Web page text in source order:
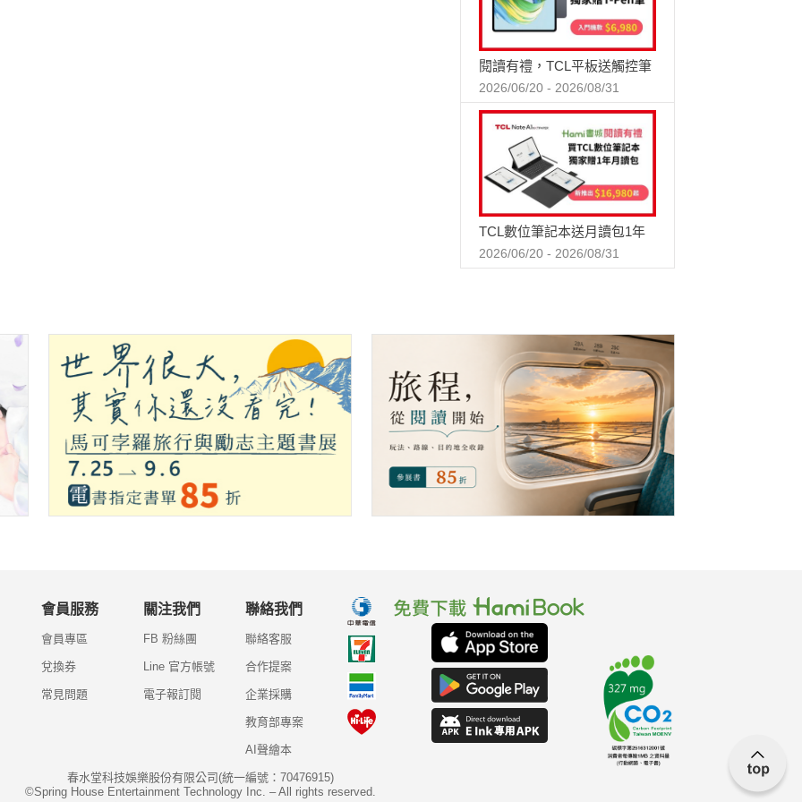
閱讀有禮，TCL平板送觸控筆
2026/06/20 - 2026/08/31
TCL數位筆記本送月讀包1年
2026/06/20 - 2026/08/31
會員服務
會員專區
兌換券
常見問題
關注我們
FB 粉絲團
Line 官方帳號
電子報訂閱
聯絡我們
聯絡客服
合作提案
企業採購
教育部專案
AI聲繪本
春水堂科技娛樂股份有限公司(統一編號：70476915)
©Spring House Entertainment Technology Inc. – All rights reserved.